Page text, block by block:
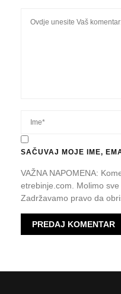
SAČUVAJ MOJE IME,
VAŽNA NAPOMENA:
etrebinje.com. Molimo
Zadržavamo pravo da